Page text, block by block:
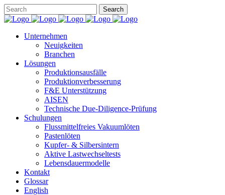
Unternehmen
Neuigkeiten
Branchen
Lösungen
Produktionsausfälle
Produktionverbesserung
F&E Unterstützung
AISEN
Technische Due-Diligence-Prüfung
Schulungen
Flussmittelfreies Vakuumlöten
Pastenlöten
Kupfer- & Silbersintern
Aktive Lastwechseltests
Lebensdauermodelle
Kontakt
Glossar
English